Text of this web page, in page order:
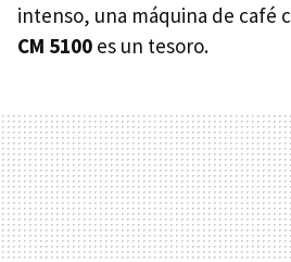
intenso, una máquina de café
CM 5100 es un tesoro.